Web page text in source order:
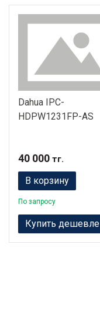
Dahua IPC-
HDPW1231FP-AS
40 000 тг.
В корзину
По запросу
Купить дешевле